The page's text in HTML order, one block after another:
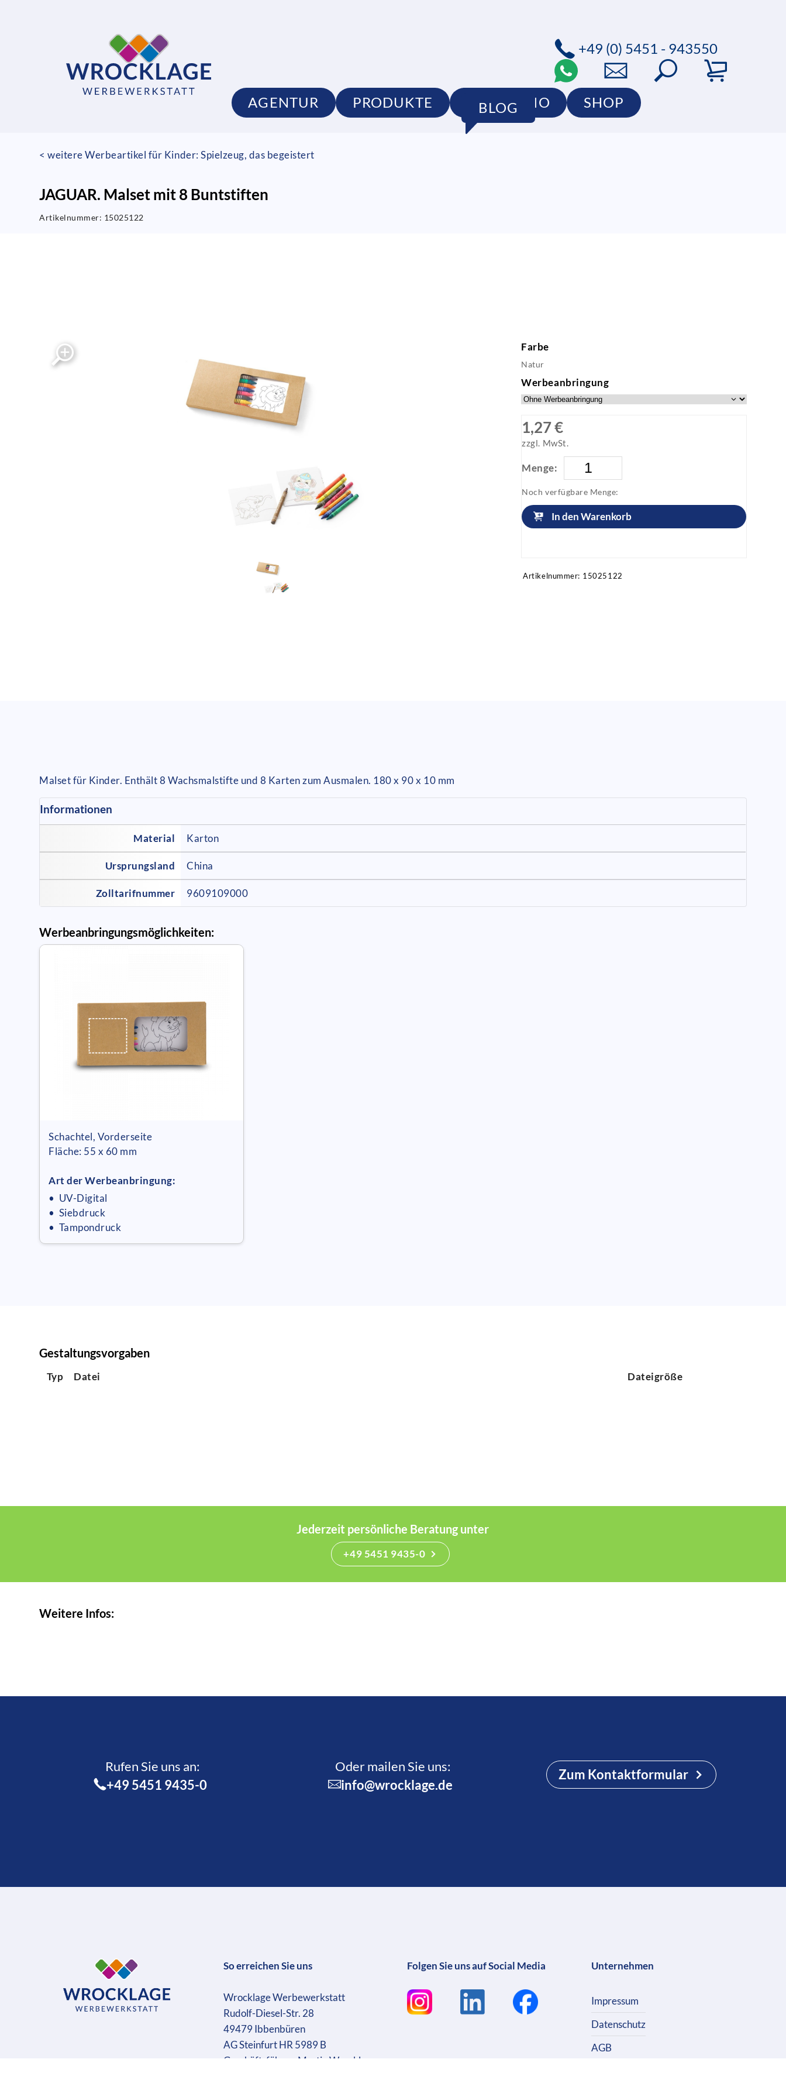
AGENTUR PRODUKTE PORTFOLIO SHOP
BLOG
+49 (0) 5451 - 943550
< weitere Werbeartikel für Kinder: Spielzeug, das begeistert
JAGUAR. Malset mit 8 Buntstiften
Artikelnummer: 15025122
Farbe
Natur
Werbeanbringung
1,27 €
zzgl. MwSt.
Menge:
Noch verfügbare Menge:
In den Warenkorb
Artikelnummer: 15025122
Malset für Kinder. Enthält 8 Wachsmalstifte und 8 Karten zum Ausmalen. 180 x 90 x 10 mm
Informationen
Material Karton
Ursprungsland China
Zolltarifnummer 9609109000
Werbeanbringungsmöglichkeiten:
Schachtel, Vorderseite
Fläche: 55 x 60 mm
Art der Werbeanbringung:
• UV-Digital
• Siebdruck
• Tampondruck
Gestaltungsvorgaben
Typ Datei Dateigröße
Jederzeit persönliche Beratung unter
+49 5451 9435-0
Weitere Infos:
Rufen Sie uns an:­
+49 5451 9435-0
Oder mailen Sie uns:
info@wrocklage.de
Zum Kontaktformular
So erreichen Sie uns
Wrocklage Werbewerkstatt
Rudolf-Diesel-Str. 28
49479 Ibbenbüren
AG Steinfurt HR 5989 B
Geschäftsführer: Martin Wrocklage
Folgen Sie uns auf Social Media Unternehmen
Impressum
Datenschutz
AGB